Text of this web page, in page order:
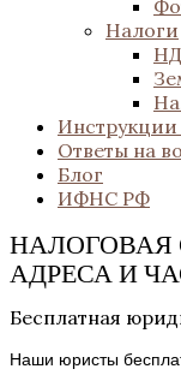
Налоги
Ответы на
Блог
ИФНС РФ
НАЛОГОВАЯ
АДРЕСА И
Бесплатная
Наши юристы